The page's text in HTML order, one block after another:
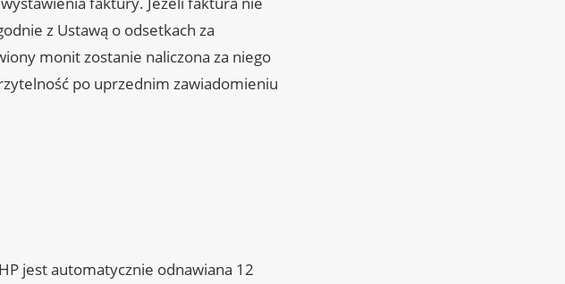
z Ustawą o odsetkach za
monit zostanie naliczona za niego
po uprzednim zawiadomieniu
jest automatycznie odnawiana 12